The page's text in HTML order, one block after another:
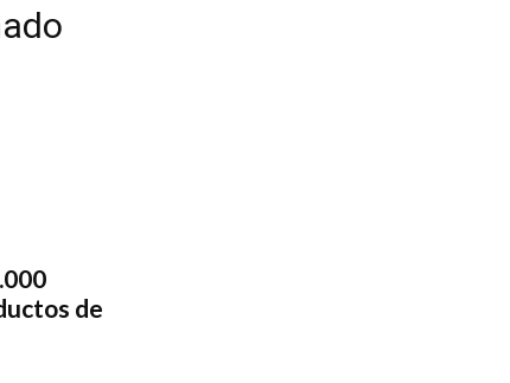
de